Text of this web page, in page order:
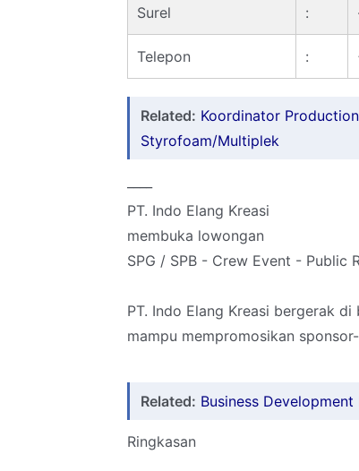
Surel :
Telepon :
Related: Koordinator
Styrofoam/Multiplek
PT. Indo Elang Kreasi
membuka lowongan
SPG / SPB - Crew Event - Public
PT. Indo Elang Kreasi bergerak
mampu mempromosikan
Related: Business
Ringkasan